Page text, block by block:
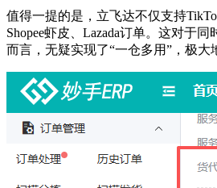
值得一提的是，立飞达不仅支持
Shopee虾皮、Lazada订单。这对于
而言，无疑实现了“一仓多用”，极大